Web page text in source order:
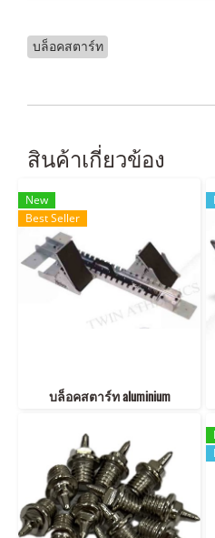
บล็อคสตาร์ท
สินค้าเกี่ยวข้อง
New
Best Seller
บล็อคสตาร์ท aluminium